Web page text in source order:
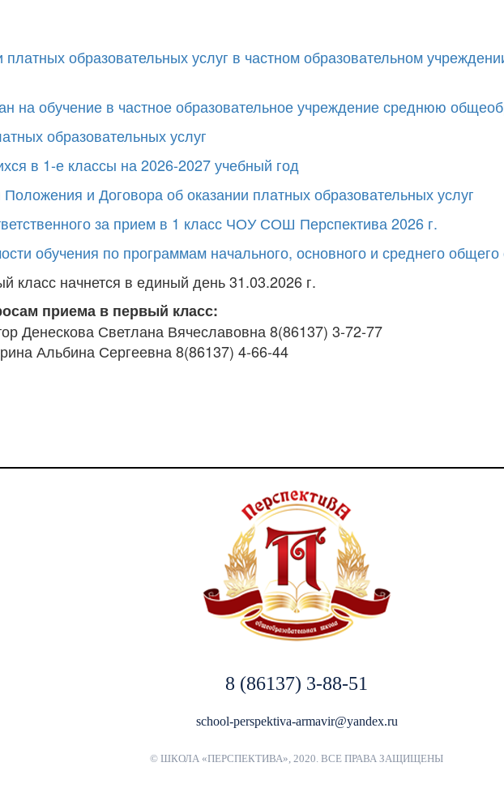
образовательных услуг в частном образовательном
на обучение в частное образовательное учреждение среднюю
образовательных услуг
в 1-е классы на 2026-2027 учебный год
и Договора об оказании платных образовательных услуг
за прием в 1 класс ЧОУ СОШ Перспектива 2026 г.
обучения по программам начального, основного и среднего
класс начнется в единый день 31.03.2026 г.
приема в первый класс:
Денескова Светлана Вячеславовна 8(86137) 3-72-77
Альбина Сергеевна 8(86137) 4-66-44
8 (86137) 3-88-51
school-perspektiva-armavir@yandex.ru
© ШКОЛА «ПЕРСПЕКТИВА», 2020. ВСЕ ПРАВА ЗАЩИЩЕНЫ